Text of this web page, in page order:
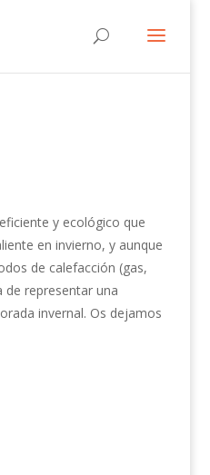
y ecológico que
en invierno, y aunque
de calefacción (gas,
de representar una
invernal. Os dejamos